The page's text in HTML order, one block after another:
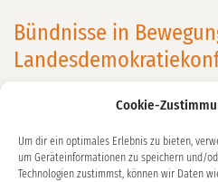
Cookie-
Um dir ein optimales Erlebnis zu bieten,
um Geräteinformationen zu speichern und/
Technologien zustimmst, können wir Daten
Bündnisse in
Am 9. Oktober 2024 trafen
Projektträger aus Demokratie
Bewegung – Bündnisse für